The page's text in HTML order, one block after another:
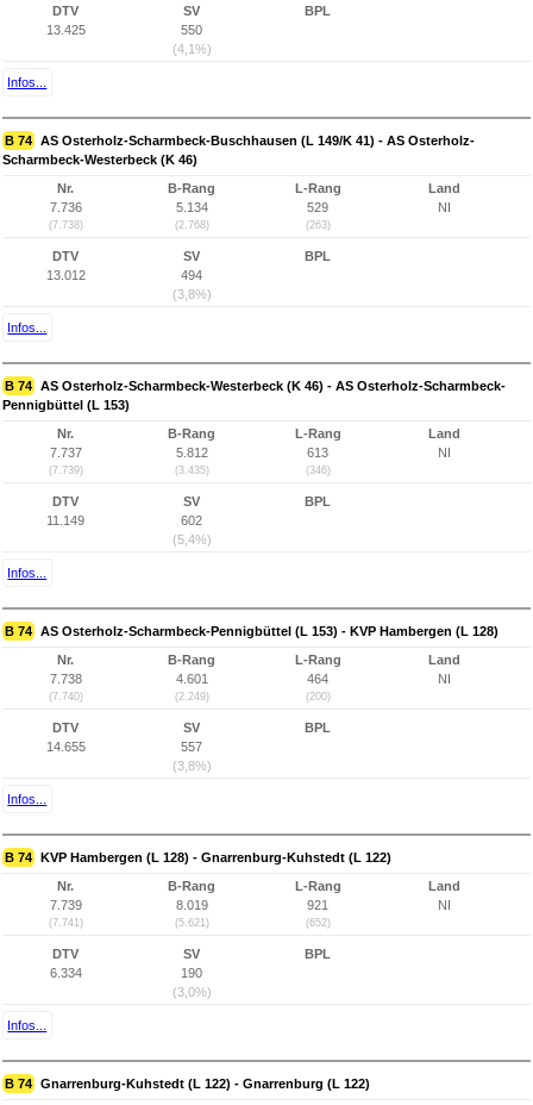
DTV
13.425
SV
550
(4,1%)
BPL
Infos...
B 74 AS Osterholz-Scharmbeck-Buschhausen (L 149/K 41) - AS Osterholz-
Scharmbeck-Westerbeck (K 46)
Nr.
7.736
(7.738)
B-Rang
5.134
(2.768)
L-Rang
529
(263)
Land
NI
DTV
13.012
SV
494
(3,8%)
BPL
Infos...
B 74 AS Osterholz-Scharmbeck-Westerbeck (K 46) - AS Osterholz-Scharmbeck-
Pennigbüttel (L 153)
Nr.
7.737
(7.739)
B-Rang
5.812
(3.435)
L-Rang
613
(346)
Land
NI
DTV
11.149
SV
602
(5,4%)
BPL
Infos...
B 74 AS Osterholz-Scharmbeck-Pennigbüttel (L 153) - KVP Hambergen (L 128)
Nr.
7.738
(7.740)
B-Rang
4.601
(2.249)
L-Rang
464
(200)
Land
NI
DTV
14.655
SV
557
(3,8%)
BPL
Infos...
B 74 KVP Hambergen (L 128) - Gnarrenburg-Kuhstedt (L 122)
Nr.
7.739
(7.741)
B-Rang
8.019
(5.621)
L-Rang
921
(652)
Land
NI
DTV
6.334
SV
190
(3,0%)
BPL
Infos...
B 74 Gnarrenburg-Kuhstedt (L 122) - Gnarrenburg (L 122)